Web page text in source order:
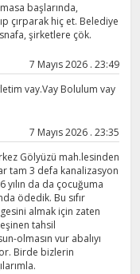
başlarında,
çırparak hiç et. Belediye
şirketlere çök.
7 Mayıs 2026 . 23:49
vay.Vay Bolulum vay
7 Mayıs 2026 . 23:35
Gölyüzü mah.lesinden
tam 3 defa kanalizasyon
yılın da da çocuğuma
ödedik. Bu sıfır
almak için zaten
tahsil
olmasın vur abalıyı
Birde bizlerin